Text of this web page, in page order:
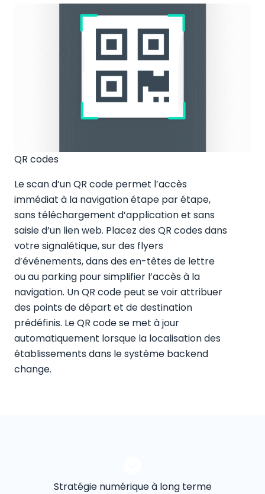
QR codes
Le scan d’un QR code permet l’accès
immédiat à la navigation étape par étape,
sans téléchargement d’application et sans
saisie d’un lien web. Placez des QR codes dans
votre signalétique, sur des flyers
d’événements, dans des en-têtes de lettre
ou au parking pour simplifier l’accès à la
navigation. Un QR code peut se voir attribuer
des points de départ et de destination
prédéfinis. Le QR code se met à jour
automatiquement lorsque la localisation des
établissements dans le système backend
change.
Stratégie numérique à long terme